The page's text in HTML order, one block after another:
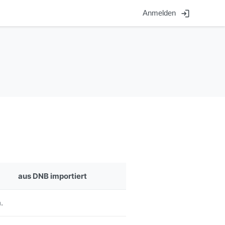
Anmelden login
aus DNB importiert